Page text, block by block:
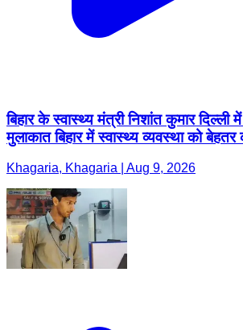
बिहार के स्वास्थ्य मंत्री निशांत कुमार
मुलाकात बिहार में स्वास्थ्य व्यवस्था को
Khagaria, Khagaria | Aug 9, 2026